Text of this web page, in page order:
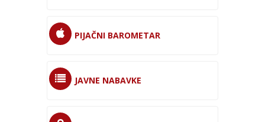
PIJAČNI BAROMETAR
JAVNE NABAVKE